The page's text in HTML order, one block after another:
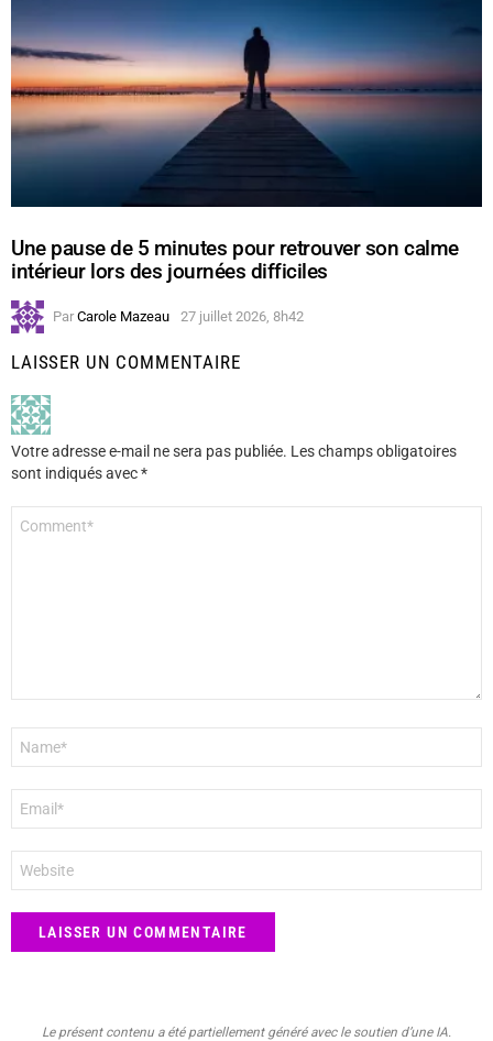
Une pause de 5 minutes pour retrouver son calme
intérieur lors des journées difficiles
Par Carole Mazeau 27 juillet 2026, 8h42
LAISSER UN COMMENTAIRE
Votre adresse e-mail ne sera pas publiée. Les champs obligatoires
sont indiqués avec*
mail
*
web
Le présent contenu a été partiellement généré avec le soutien d’une IA.